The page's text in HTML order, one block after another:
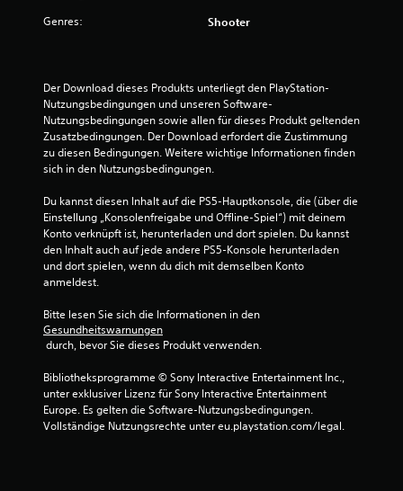
Genres: Shooter
Der Download dieses Produkts unterliegt den PlayStation-
Nutzungsbedingungen und unseren Software-
Nutzungsbedingungen sowie allen für dieses Produkt geltenden
Zusatzbedingungen. Der Download erfordert die Zustimmung
zu diesen Bedingungen. Weitere wichtige Informationen finden
sich in den Nutzungsbedingungen.
Du kannst diesen Inhalt auf die PS5-Hauptkonsole, die (über die
Einstellung „Konsolenfreigabe und Offline-Spiel“) mit deinem
Konto verknüpft ist, herunterladen und dort spielen. Du kannst
den Inhalt auch auf jede andere PS5-Konsole herunterladen
und dort spielen, wenn du dich mit demselben Konto
anmeldest.
Bitte lesen Sie sich die Informationen in den
Gesundheitswarnungen
durch, bevor Sie dieses Produkt verwenden.
Bibliotheksprogramme © Sony Interactive Entertainment Inc.,
unter exklusiver Lizenz für Sony Interactive Entertainment
Europe. Es gelten die Software-Nutzungsbedingungen.
Vollständige Nutzungsrechte unter eu.playstation.com/legal.